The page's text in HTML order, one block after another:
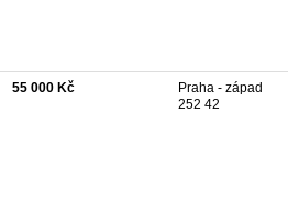
55 000 Kč
Praha - západ
252 42